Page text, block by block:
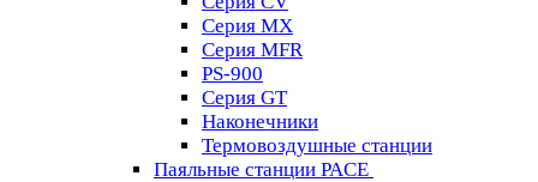
Серия MX
Серия MFR
PS-900
Серия GT
Наконечники
Термовоздушные станции
Паяльные станции PACE